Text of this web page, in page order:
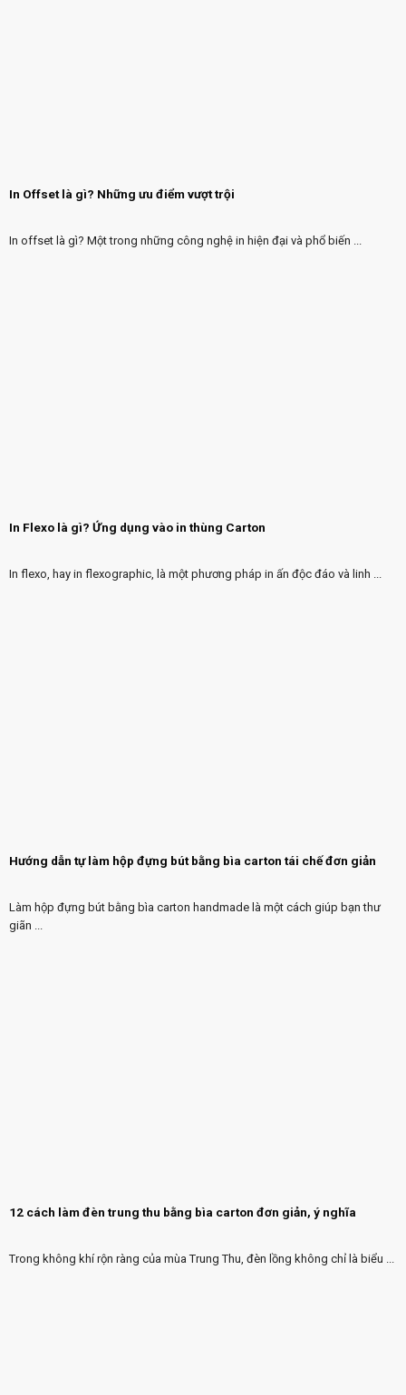
In Offset là gì? Những ưu điểm vượt trội
In offset là gì? Một trong những công nghệ in hiện đại và phổ biến ...
In Flexo là gì? Ứng dụng vào in thùng Carton
In flexo, hay in flexographic, là một phương pháp in ấn độc đáo và linh ...
Hướng dẫn tự làm hộp đựng bút bằng bìa carton tái chế đơn giản
Làm hộp đựng bút bằng bìa carton handmade là một cách giúp bạn thư
giãn ...
12 cách làm đèn trung thu bằng bìa carton đơn giản, ý nghĩa
Trong không khí rộn ràng của mùa Trung Thu, đèn lồng không chỉ là biểu ...